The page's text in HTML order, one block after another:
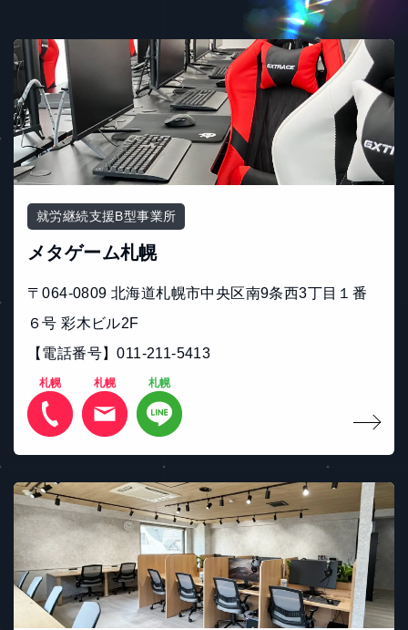
就労継続支援B型事業所
メタゲーム札幌
〒064-0809 北海道札幌市中央区南9条西3丁目１番
６号 彩木ビル2F
【電話番号】011-211-5413
札幌 札幌 札幌